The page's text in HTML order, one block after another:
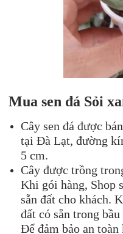
Mua sen đá Sỏi
Cây sen đá được
tại Đà Lạt, đường
5 cm.
Cây được trồng
Khi gói hàng, Shop
sẵn đất cho khách.
đất có sẵn trong
Để đảm bảo an